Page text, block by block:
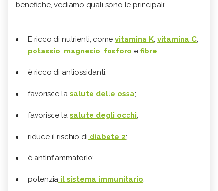
benefiche, vediamo quali sono le principali:
È ricco di nutrienti, come vitamina K, vitamina C,
potassio, magnesio, fosforo e fibre;
è ricco di antiossidanti;
favorisce la salute delle ossa;
favorisce la salute degli occhi;
riduce il rischio di diabete 2;
è antinfiammatorio;
potenzia il sistema immunitario.